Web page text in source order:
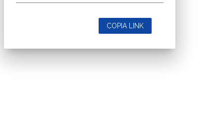
COPIA LINK